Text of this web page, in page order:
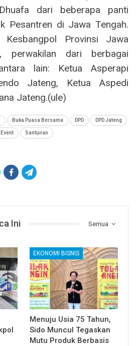
dari beberapa panti
Pesantren di Jawa Tengah.
Provinsi Jawa
perwakilan dari berbagai
lain: Ketua Asperapi
Jateng, Ketua Aspedi
Jateng.(ule)
Buka Puasa Bersama DPD DPD Jateng
Santunan
Semua
Ini
EKONOMI BISNIS
Menuju Usia 75 Tahun,
Sido Muncul Tegaskan
Mutu Produk Berbasis